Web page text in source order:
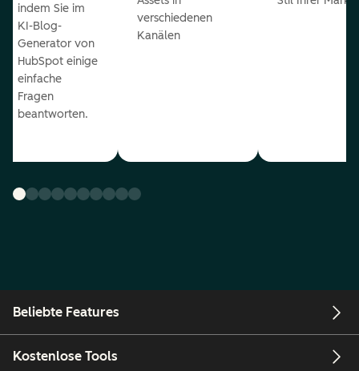
indem Sie im
KI-Blog-
Generator von
HubSpot einige
einfache
Fragen
beantworten.
verschiedenen
Kanälen
Beliebte Features
Kostenlose Tools